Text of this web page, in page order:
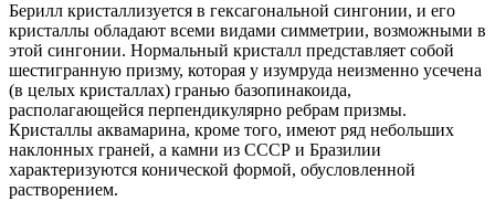
Берилл кристаллизуется в гексагональной сингонии, и его
кристаллы обладают всеми видами симметрии, возможными в
этой сингонии. Нормальный кристалл представляет собой
шестигранную призму, которая у изумруда неизменно усечена
(в целых кристаллах) гранью базопинакоида,
располагающейся перпендикулярно ребрам призмы.
Кристаллы аквамарина, кроме того, имеют ряд небольших
наклонных граней, а камни из СССР и Бразилии
характеризуются конической формой, обусловленной
растворением.